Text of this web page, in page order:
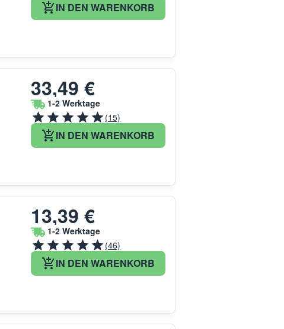
IN DEN WARENKORB
33,49 €
1-2 Werktage
(15)
IN DEN WARENKORB
13,39 €
1-2 Werktage
(46)
IN DEN WARENKORB